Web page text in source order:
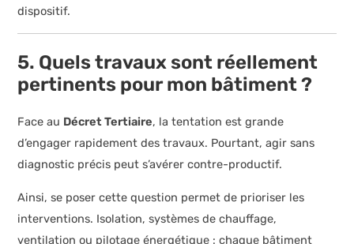
dispositif.
5. Quels travaux sont réellement
pertinents pour mon bâtiment ?
Face au Décret Tertiaire, la tentation est grande
d’engager rapidement des travaux. Pourtant, agir sans
diagnostic précis peut s’avérer contre-productif.
Ainsi, se poser cette question permet de prioriser les
interventions. Isolation, systèmes de chauffage,
ventilation ou pilotage énergétique : chaque bâtiment